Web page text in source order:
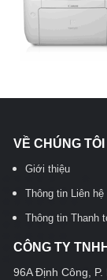
VỀ CHÚNG TÔI
Giới thiệu
Thông tin Liên hệ
Thông tin Thanh
CÔNG TY
96A Định Công,